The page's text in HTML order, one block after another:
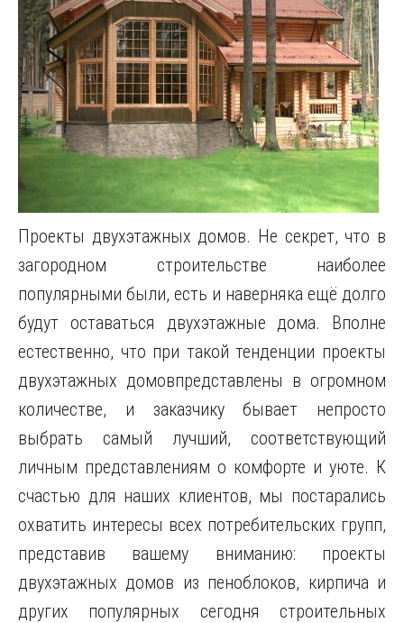
Проекты двухэтажных домов. Не секрет, что в
загородном строительстве наиболее
популярными были, есть и наверняка ещё долго
будут оставаться двухэтажные дома. Вполне
естественно, что при такой тенденции проекты
двухэтажных домовпредставлены в огромном
количестве, и заказчику бывает непросто
выбрать самый лучший, соответствующий
личным представлениям о комфорте и уюте. К
счастью для наших клиентов, мы постарались
охватить интересы всех потребительских групп,
представив вашему вниманию: проекты
двухэтажных домов из пеноблоков, кирпича и
других популярных сегодня строительных